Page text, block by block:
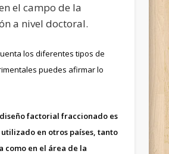
el campo de la
a nivel doctoral.
los diferentes tipos de
puedes afirmar lo
diseño factorial fraccionado es
en otros países, tanto
como en el área de la